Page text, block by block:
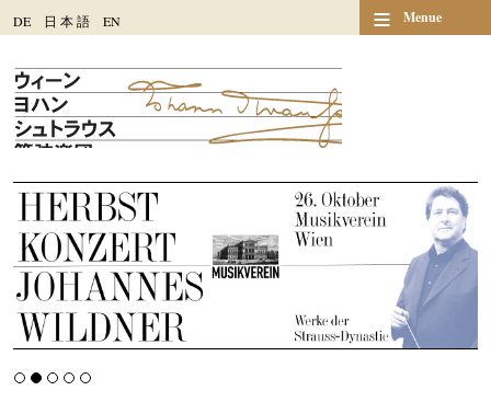
DE 日 本語 EN ≡ Menue